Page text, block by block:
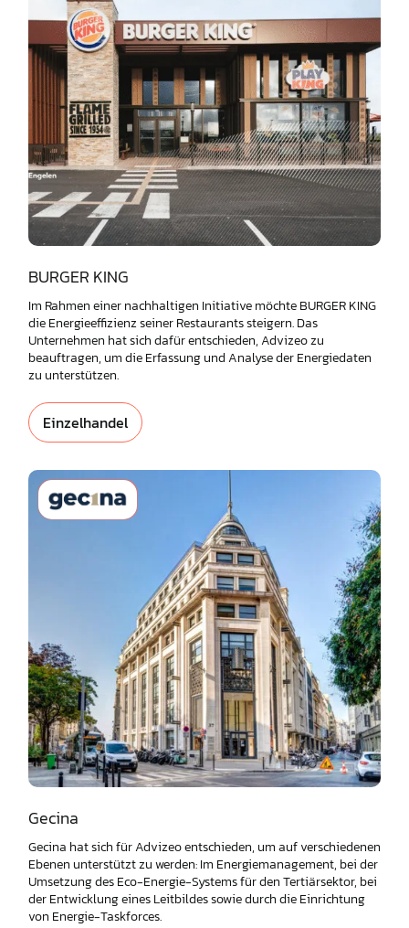
BURGER KING
Im Rahmen einer nachhaltigen Initiative möchte BURGER KING
die Energieeffizienz seiner Restaurants steigern. Das
Unternehmen hat sich dafür entschieden, Advizeo zu
beauftragen, um die Erfassung und Analyse der Energiedaten
zu unterstützen.
Einzelhandel
Gecina
Gecina hat sich für Advizeo entschieden, um auf verschiedenen
Ebenen unterstützt zu werden: Im Energiemanagement, bei der
Umsetzung des Eco-Energie-Systems für den Tertiärsektor, bei
der Entwicklung eines Leitbildes sowie durch die Einrichtung
von Energie-Taskforces.